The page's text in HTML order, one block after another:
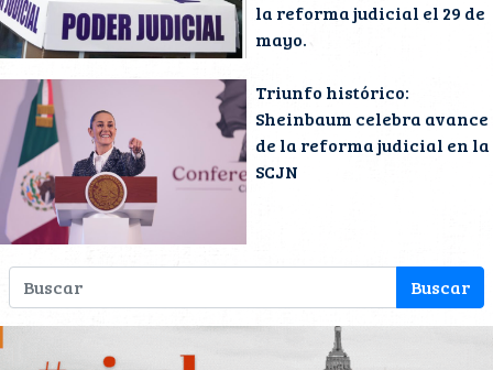
la reforma judicial el 29 de
mayo.
Triunfo histórico:
Sheinbaum celebra avance
de la reforma judicial en la
SCJN